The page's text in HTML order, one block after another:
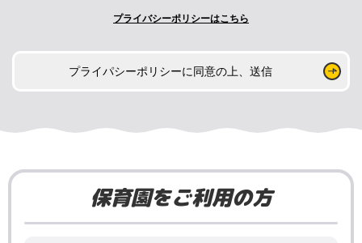
プライバシーポリシーはこちら
プライパシーポリシーに同意の上、送信
保育園をご利用の方